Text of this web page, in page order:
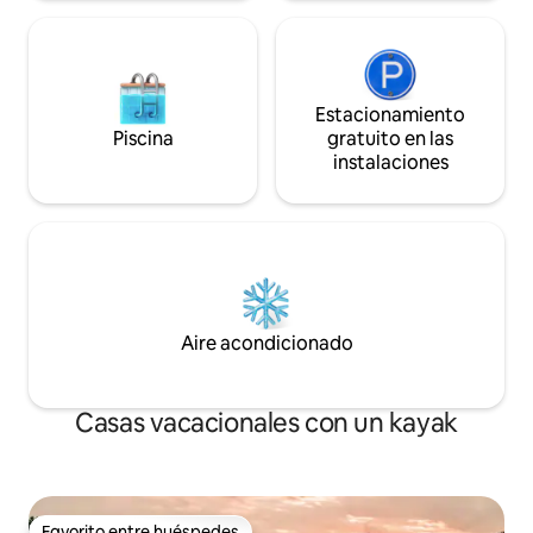
Piscina
Estacionamiento
gratuito en las
instalaciones
Aire acondicionado
Casas vacacionales con un kayak